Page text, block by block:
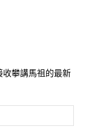
收攀講馬祖的最新